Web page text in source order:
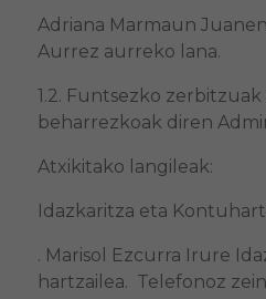
Adriana Marmaun
Aurrez aurreko lana.
1.2. Funtsezko
beharrezkoak diren
Atxikitako langileak:
Idazkaritza eta
. Marisol Ezcurra Irure
hartzailea. Telefonoz